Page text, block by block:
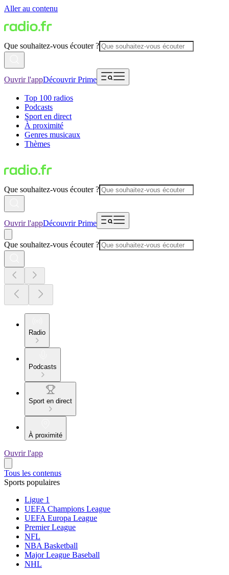
Aller au contenu
Que souhaitez-vous écouter ?
Ouvrir l'appDécouvrir Prime
Top 100 radios
Podcasts
Sport en direct
À proximité
Genres musicaux
Thèmes
Que souhaitez-vous écouter ?
Ouvrir l'appDécouvrir Prime
Que souhaitez-vous écouter ?
Radio
Podcasts
Sport en direct
À proximité
Ouvrir l'app
Tous les contenus
Sports populaires
Ligue 1
UEFA Champions League
UEFA Europa League
Premier League
NFL
NBA Basketball
Major League Baseball
NHL